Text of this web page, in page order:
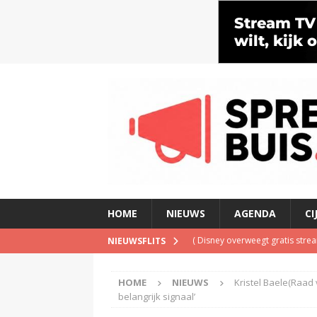
HOME NIEUWS AGENDA
NIEUWSFLITS ( Disney overweegt gratis
(NPO Soul & Jazz stopt al
HOME NIEUWS
Kristel
belangrijk signaal’